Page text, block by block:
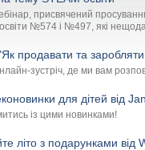
присвячений
освіти №574 і №497, які
продавати та
зустріч, де ми вам
для дітей від
із цими новинками!
літо з подарунками від